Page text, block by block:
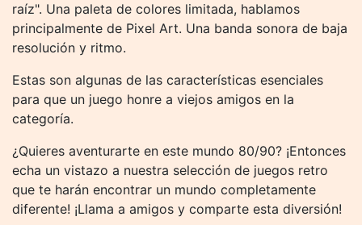
raíz". Una paleta de colores limitada, hablamos
principalmente de Pixel Art. Una banda sonora de baja
resolución y ritmo.
Estas son algunas de las características esenciales
para que un juego honre a viejos amigos en la
categoría.
¿Quieres aventurarte en este mundo 80/90? ¡Entonces
echa un vistazo a nuestra selección de juegos retro
que te harán encontrar un mundo completamente
diferente! ¡Llama a amigos y comparte esta diversión!